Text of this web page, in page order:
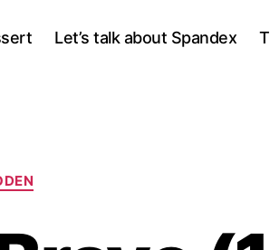
Let’s talk about Spandex